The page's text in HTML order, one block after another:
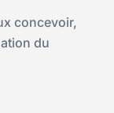
concevoir,
du